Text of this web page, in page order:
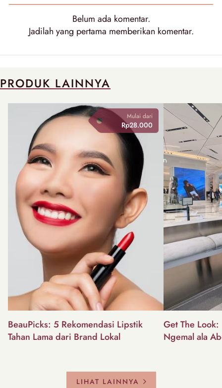
Belum ada komentar.
Jadilah yang pertama memberikan komentar.
PRODUK LAINNYA
Mulai dari
Rp28.000
BeauPicks: 5 Rekomendasi Lipstik
Tahan Lama dari Brand Lokal
Get The
Ngemal ala
LIHAT LAINNYA